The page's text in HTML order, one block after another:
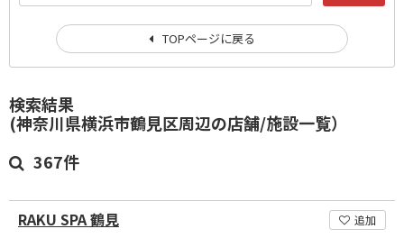
検索結果
(神奈川県横浜市鶴見区周辺の店舗/施設一覧）
367件
RAKU SPA 鶴見 追加
TOPページに戻る